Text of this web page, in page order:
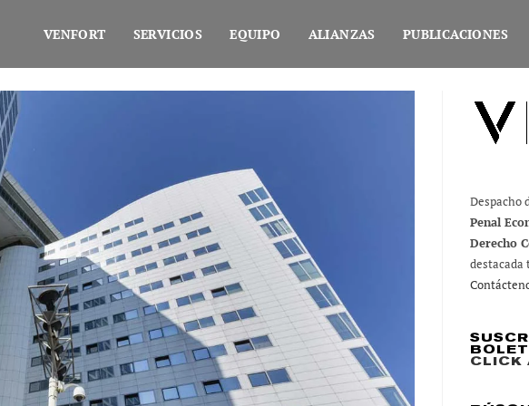
VENFORT SERVICIOS EQUIPO ALIANZAS PUBLICACIONES
Despacho
Penal
Derecho
CLICK